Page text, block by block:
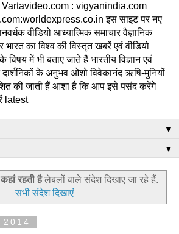
: vigyanindia.com
इस साइट पर नए
वीडियो आध्यात्मिक समाचार वैज्ञानिक
भारत का विश्व की विस्तृत खबरें एवं वीडियो
में भी बताए जाते हैं भारतीय विज्ञान एवं
दार्शनिकों के अनुभव ओशो विवेकानंद ऋषि-मुनियों
की जाती हैं आशा है कि आप इसे पसंद करेंगे
latest
▼
▼
रहती हैलेबलों वाले संदेश दिखाए जा रहे हैं.
सभी संदेश दिखाएं
2014